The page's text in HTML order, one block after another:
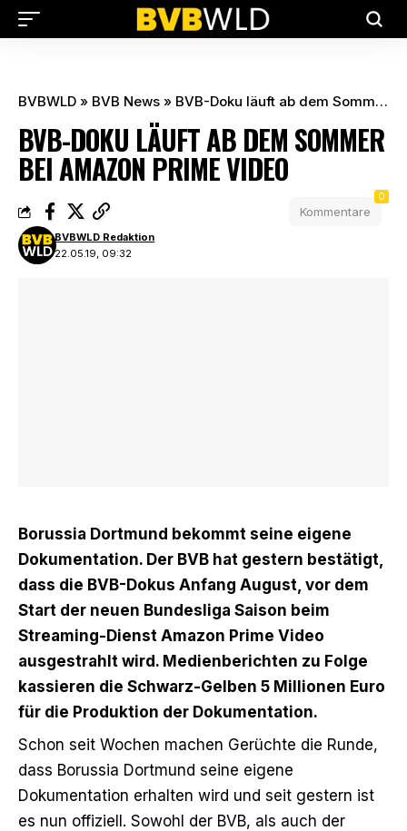
BVBWLD » BVB News » BVB-Doku läuft ab dem Sommer bei Amazon Prime Video
BVB-DOKU LÄUFT AB DEM SOMMER
BEI AMAZON PRIME VIDEO
22.05.19, 09:32
BVBWLD Redaktion
Kommentare
0
Borussia Dortmund bekommt seine eigene
Dokumentation. Der BVB hat gestern bestätigt,
dass die BVB-Dokus Anfang August, vor dem
Start der neuen Bundesliga Saison beim
Streaming-Dienst Amazon Prime Video
ausgestrahlt wird. Medienberichten zu Folge
kassieren die Schwarz-Gelben 5 Millionen Euro
für die Produktion der Dokumentation.
Schon seit Wochen machen Gerüchte die Runde,
dass Borussia Dortmund seine eigene
Dokumentation erhalten wird und seit gestern ist
es nun offiziell. Sowohl der BVB, als auch der